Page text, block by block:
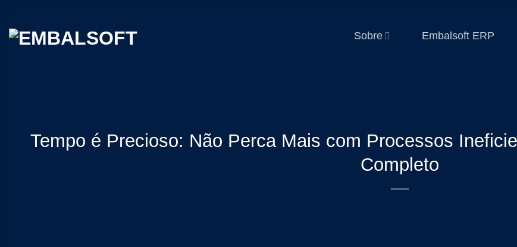
content
Sobre Embalsoft ERP
Tempo é Precioso: Não Perca Mais com Processos
Completo